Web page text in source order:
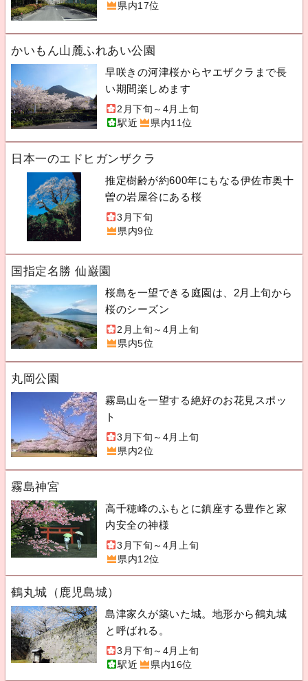
県内17位
かいもん山麓ふれあい公園
早咲きの河津桜からヤエザクラまで長
い期間楽しめます
2月下旬～4月上旬
駅近
県内11位
日本一のエドヒガンザクラ
推定樹齢が約600年にもなる伊佐市奥十
曽の岩屋谷にある桜
3月下旬
県内9位
国指定名勝 仙巌園
桜島を一望できる庭園は、2月上旬から
桜のシーズン
2月上旬～4月上旬
県内5位
丸岡公園
霧島山を一望する絶好のお花見スポッ
ト
3月下旬～4月上旬
県内2位
霧島神宮
高千穂峰のふもとに鎮座する豊作と家
内安全の神様
3月下旬～4月上旬
県内12位
鶴丸城（鹿児島城）
島津家久が築いた城。地形から鶴丸城
と呼ばれる。
3月下旬～4月上旬
駅近
県内16位